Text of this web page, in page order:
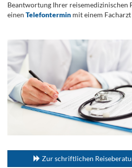
Beantwortung Ihrer reisemedizinischen
einen Telefontermin mit einem
Zur schriftlichen